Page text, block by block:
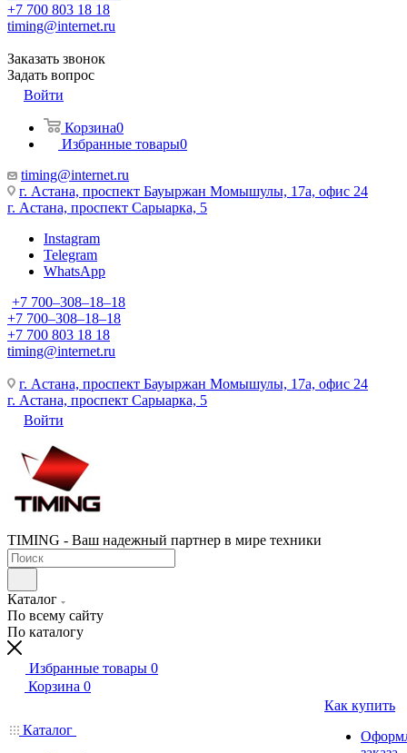
+7 700 803 18 18
timing@internet.ru
Заказать звонок
Задать вопрос
Войти
Корзина0
Избранные товары0
timing@internet.ru
г. Астана, проспект Бауыржан Момышулы, 17а, офис 24
г. Астана, проспект Сарыарка, 5
Instagram
Telegram
WhatsApp
+7 700‒308‒18‒18
+7 700‒308‒18‒18
+7 700 803 18 18
timing@internet.ru
г. Астана, проспект Бауыржан Момышулы, 17а, офис 24
г. Астана, проспект Сарыарка, 5
Войти
TIMING - Ваш надежный партнер в мире техники
Каталог
По всему сайту
По каталогу
Избранные товары 0
Корзина 0
Каталог
Как купить